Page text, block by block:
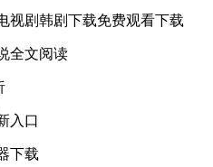
视剧韩剧下载免费观看下载
全文阅读
入口
下载